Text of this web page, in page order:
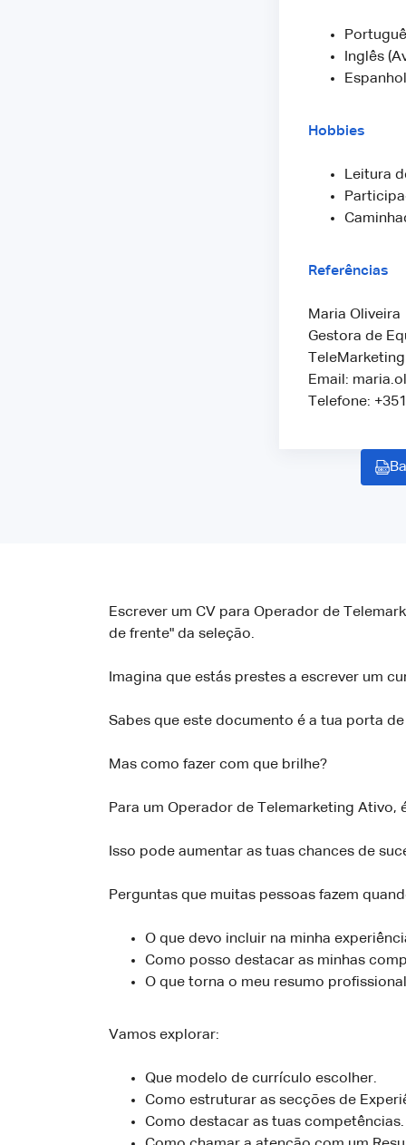
Inglês
Hobbies
Leitura
Referências
Maria Oliveira
Gestora de
Email:
Telefone:
Escrever um CV para Operador de
de frente" da seleção.
Imagina que estás prestes a escrever um
Sabes que este documento é a tua porta
Mas como fazer com que brilhe?
Para um Operador de Telemarketing
Isso pode aumentar as tuas chances de
Perguntas que muitas pessoas fazem
O que devo incluir na minha
Como posso destacar as minhas
O que torna o meu resumo
Vamos explorar:
Que modelo de currículo escolher.
Como estruturar as secções de
Como destacar as tuas competências.